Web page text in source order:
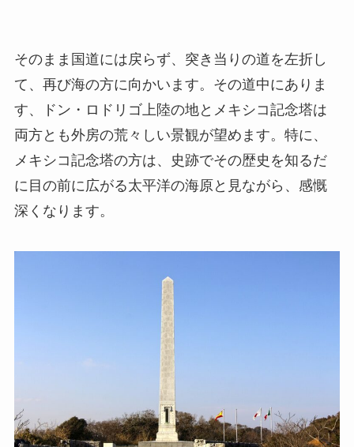
そのまま国道には戻らず、突き当りの道を左折し
て、再び海の方に向かいます。その道中にありま
す、ドン・ロドリゴ上陸の地とメキシコ記念塔は
両方とも外房の荒々しい景観が望めます。特に、
メキシコ記念塔の方は、史跡でその歴史を知るだ
に目の前に広がる太平洋の海原と見ながら、感慨
深くなります。